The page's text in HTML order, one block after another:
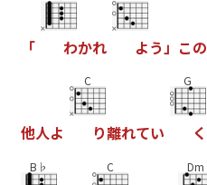
「 わかれ よう」 この
他人よ
C
り離れてい
G
く
B♭ C Dm